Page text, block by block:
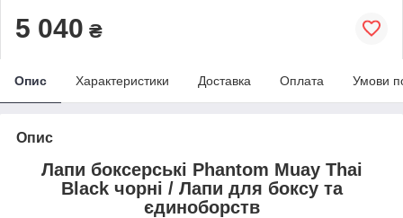
5 040 ₴
Опис Характеристики Доставка Оплата Умови
Опис
Лапи боксерські Phantom Muay Thai
Black чорні / Лапи для боксу та
єдиноборств